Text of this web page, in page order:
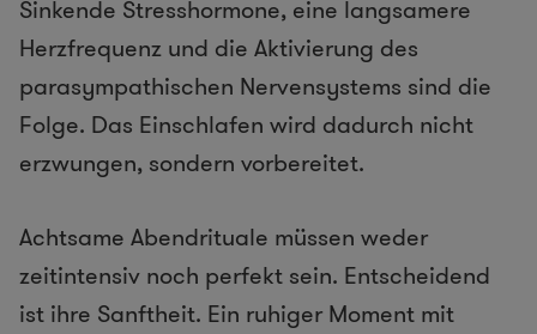
Sinkende Stresshormone, eine langsamere
Herzfrequenz und die Aktivierung des
parasympathischen Nervensystems sind die
Folge. Das Einschlafen wird dadurch nicht
erzwungen, sondern vorbereitet.
Achtsame Abendrituale müssen weder
zeitintensiv noch perfekt sein. Entscheidend
ist ihre Sanftheit. Ein ruhiger Moment mit